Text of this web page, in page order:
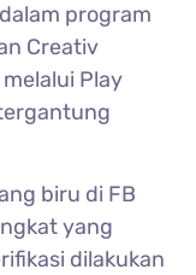
program
Creativ
Play
biru di FB
yang
dilakukan